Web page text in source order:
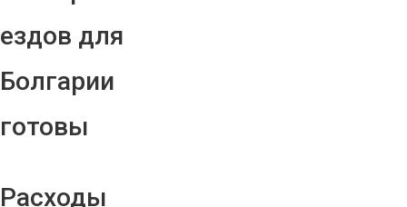
ездов для
Болгарии
готовы
Расходы